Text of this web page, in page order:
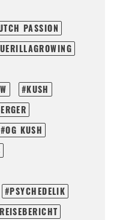
PASSION
KUSH
OG KUSH
PSYCHEDELIK
REISEBERICHT